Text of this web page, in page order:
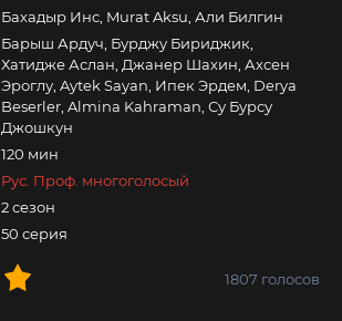
Бахадыр Инс, Murat Aksu, Али Билгин
Барыш Ардуч, Бурджу Бириджик,
Хатидже Аслан, Джанер Шахин, Ахсен
Эроглу, Aytek Sayan, Ипек Эрдем, Derya
Beserler, Almina Kahraman, Су Бурсу
Джошкун
120 мин
Рус. Проф. многоголосый
2 сезон
50 серия
1807 голосов